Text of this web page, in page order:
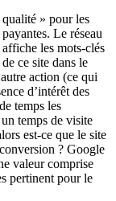
» pour les
Le réseau
les mots-clés
ce site dans le
action (ce qui
d’intérêt des
temps les
temps de visite
est-ce que le site
? Google
valeur comprise
pertinent pour le